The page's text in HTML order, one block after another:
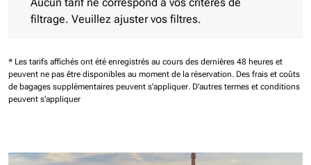
Aucun tarif ne correspond à vos critères de
filtrage. Veuillez ajuster vos filtres.
* Les tarifs affichés ont été enregistrés au cours des dernières 48 heures et
peuvent ne pas être disponibles au moment de la réservation. Des frais et coûts
de bagages supplémentaires peuvent s'appliquer. D'autres termes et conditions
peuvent s'appliquer